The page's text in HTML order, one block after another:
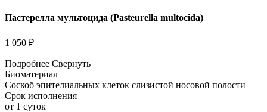
Пастерелла мультоцида (Pasteurella multocida)
1 050 ₽
Подробнее Свернуть
Биоматериал
Соскоб эпителиальных клеток слизистой носовой полости
Срок исполнения
от 1 суток